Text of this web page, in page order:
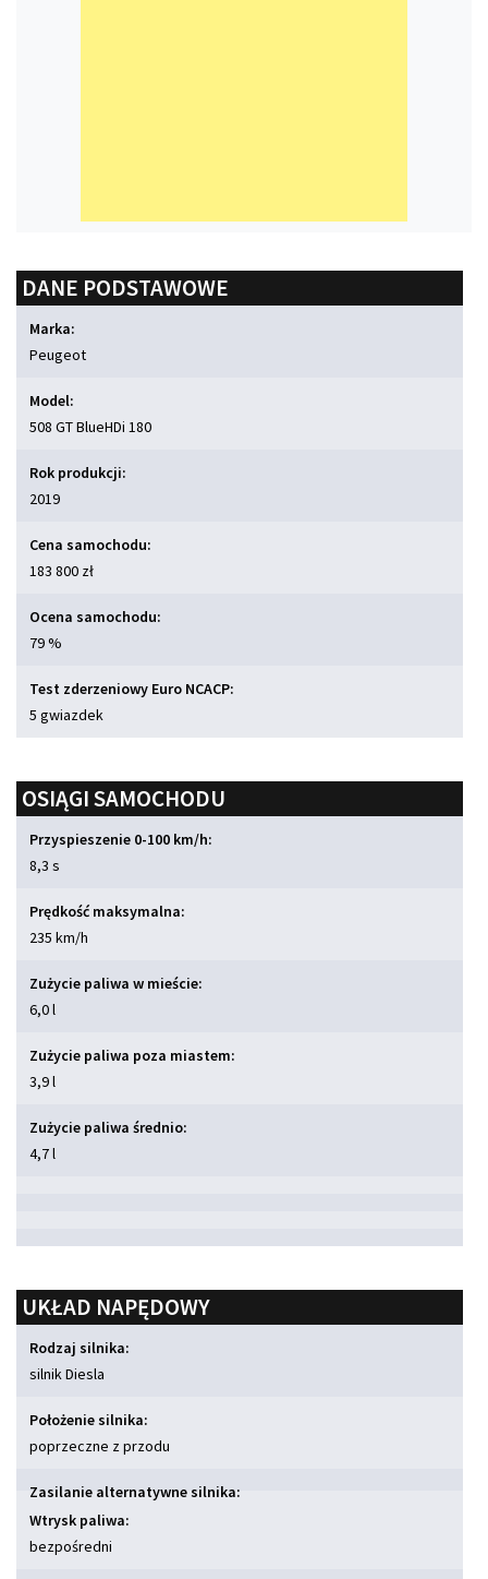
DANE PODSTAWOWE
Marka:
Peugeot
Model:
508 GT BlueHDi 180
Rok produkcji:
2019
Cena samochodu:
183 800 zł
Ocena samochodu:
79 %
Test zderzeniowy Euro NCACP:
5 gwiazdek
OSIĄGI SAMOCHODU
Przyspieszenie 0-100 km/h:
8,3 s
Prędkość maksymalna:
235 km/h
Zużycie paliwa w mieście:
6,0 l
Zużycie paliwa poza miastem:
3,9 l
Zużycie paliwa średnio:
4,7 l
UKŁAD NAPĘDOWY
Rodzaj silnika:
silnik Diesla
Położenie silnika:
poprzeczne z przodu
Zasilanie alternatywne silnika:
Wtrysk paliwa:
bezpośredni